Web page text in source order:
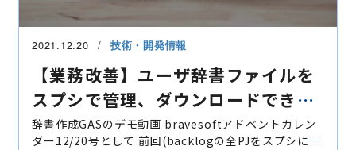
2021.12.20 技術・開発情報
【業務改善】ユーザ辞書ファイルを
スプシで管理、ダウンロードできる
ツール
辞書作成GASのデモ動画 bravesoftアドベントカレン
ダー12/20号として 前回(backlogの全PJをスプシに一